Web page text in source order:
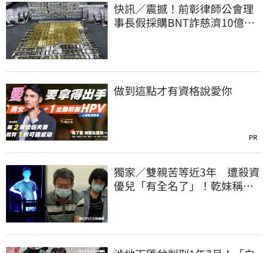
快訊／震撼！前彰律師公會理
事長假採購BNT詐慈濟10億、
做到這點才有資格說愛你
PR
獨家／雙親苦等近3年 遭殺資
優兒「有全名了」！乾妹稱賠